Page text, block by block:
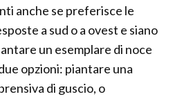
anche se preferisce le
a sud o a ovest e siano
un esemplare di noce
opzioni: piantare una
di guscio, o